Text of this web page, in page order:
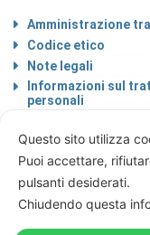
Amministrazione
Codice etico
Note legali
Informazioni sul
personali
Home
© FIRST CISL - C.F.
Questo sito utilizza
Puoi accettare,
pulsanti desiderati.
Chiudendo questa